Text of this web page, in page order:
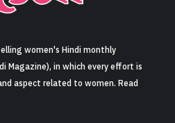
women's Hindi monthly
Magazine), in which every effort is
aspect related to women. Read